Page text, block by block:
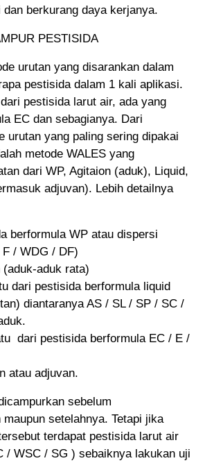
dan berkurang daya kerjanya.
PESTISIDA
urutan yang disarankan dalam
pestisida dalam 1 kali aplikasi.
pestisida larut air, ada yang
EC dan sebagianya. Dari
urutan yang paling sering dipakai
metode WALES yang
dari WP, Agitaion (aduk), Liquid,
adjuvan). Lebih detailnya
berformula WP atau dispersi
/ WDG / DF)
(aduk-aduk rata)
dari pestisida berformula liquid
diantaranya AS / SL / SP / SC /
dari pestisida berformula EC / E /
atau adjuvan.
sebelum
setelahnya. Tetapi jika
terdapat pestisida larut air
/ WSC / SG ) sebaiknya lakukan uji